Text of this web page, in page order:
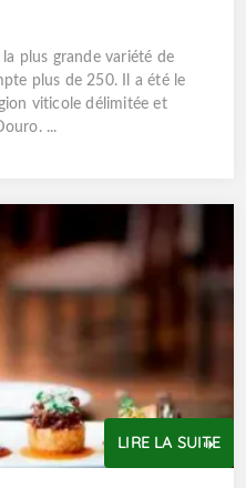
plus grande variété de
plus de 250. Il a été le
viticole délimitée et
...
LIRE LA SUITE